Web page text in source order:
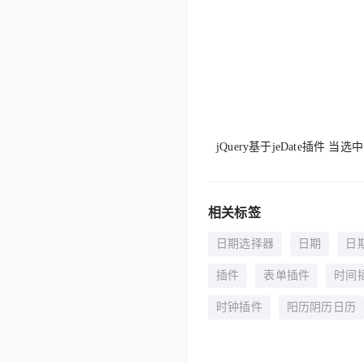
jQuery基于jeDate插件 当选
相关标签
日期选择器 日期 日
插件 表单插件 时间
时钟插件 阳历阴历日历